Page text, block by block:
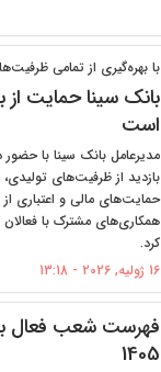
با بهره‌گیری از تمامی
بانک سینا حمایت
است
مدیرعامل بانک سینا با
بازدید از ظرفیت‌های
حمایت‌های مالی و
همکاری‌های مشترک با
کرد.
16 ژولیه, 2026 - 13:18
1405